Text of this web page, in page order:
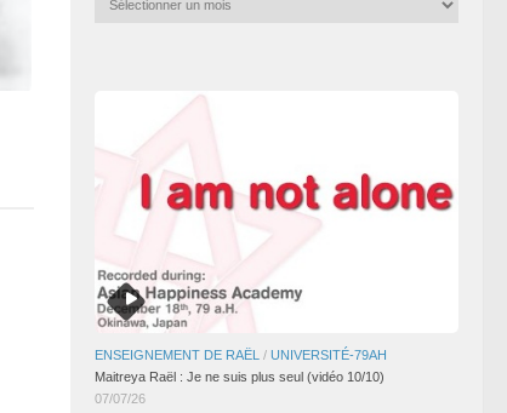
ENSEIGNEMENT DE RAËL / UNIVERSITÉ-79AH
Maitreya Raël : Je ne suis plus seul (vidéo 10/10)
07/07/26